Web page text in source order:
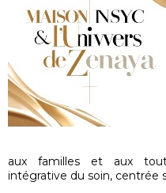
aux familles et aux
intégrative du soin, centrée